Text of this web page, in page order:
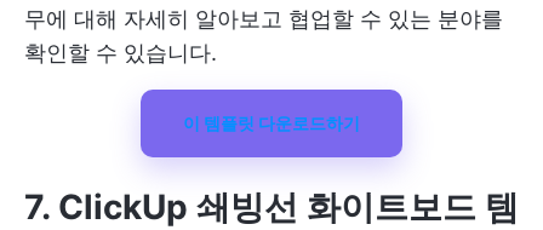
무에 대해 자세히 알아보고 협업할 수 있는 분야를
확인할 수 있습니다.
이 템플릿 다운로드하기
7. ClickUp 쇄빙선 화이트보드 템